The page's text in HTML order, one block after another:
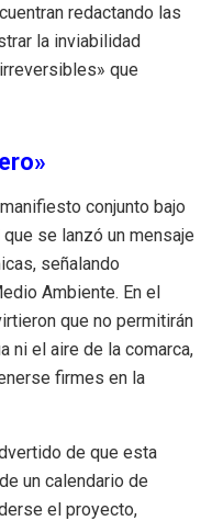
redactando las
la inviabilidad
que
conjunto bajo
que se lanzó un mensaje
señalando
Ambiente. En el
que no permitirán
ni el aire de la comarca,
firmes en la
de que esta
un calendario de
el proyecto,